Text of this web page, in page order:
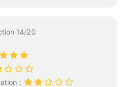
14/20
: